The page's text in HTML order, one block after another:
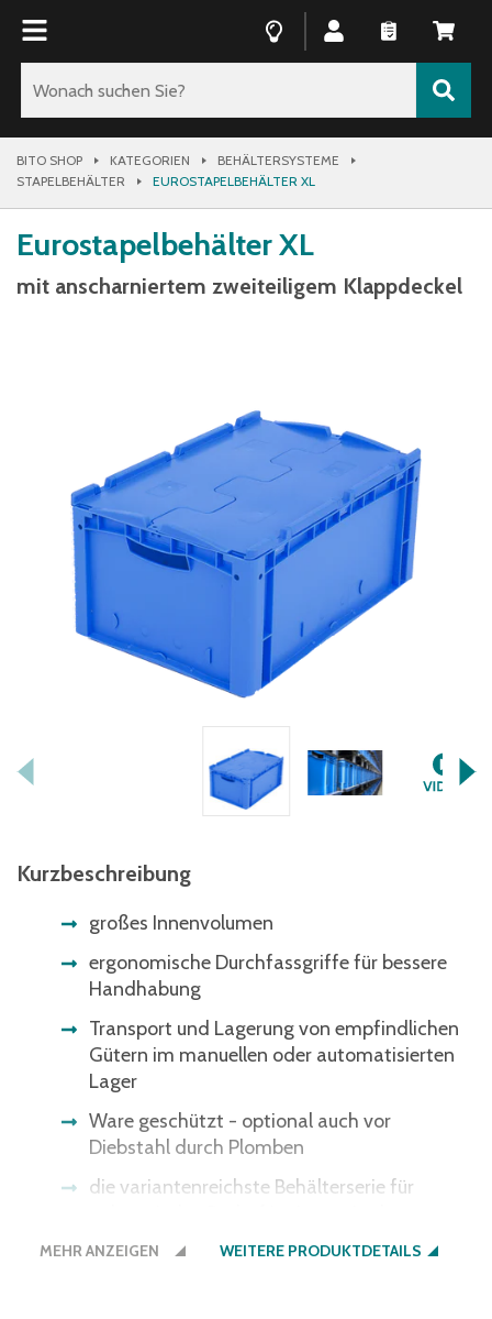
BITO SHOP KATEGORIEN
BEHÄLTERSYSTEME
STAPELBEHÄLTER
EUROSTAPELBEHÄLTER XL
Eurostapelbehälter XL
mit anscharniertem zweiteiligem Klappdeckel
Kurzbeschreibung
großes Innenvolumen
ergonomische Durchfassgriffe für bessere
Handhabung
Transport und Lagerung von empfindlichen
Gütern im manuellen oder automatisierten
Lager
Ware geschützt - optional auch vor
Diebstahl durch Plomben
die variantenreichste Behälterserie für
Produktion und beim Transport
MEHR ANZEIGEN WEITERE PRODUKTDETAILS